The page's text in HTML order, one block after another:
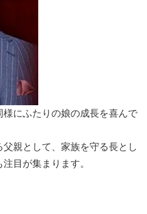
にふたりの娘の成長を喜んで
親として、家族を守る長とし
目が集まります。